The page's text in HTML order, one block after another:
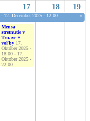
17 18 19
- 12. December 2025 - 12:00 »
Mensa
stretnutie v
Trnave +
voľby 17.
Október 2025 -
18:00 - 17.
Október 2025 -
22:00